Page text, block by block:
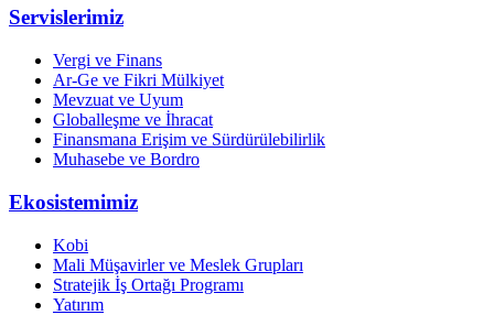
Servislerimiz
Vergi ve Finans
Ar-Ge ve Fikri Mülkiyet
Mevzuat ve Uyum
Globalleşme ve İhracat
Finansmana Erişim ve Sürdürülebilirlik
Muhasebe ve Bordro
Ekosistemimiz
Kobi
Mali Müşavirler ve Meslek Grupları
Stratejik İş Ortağı Programı
Yatırım